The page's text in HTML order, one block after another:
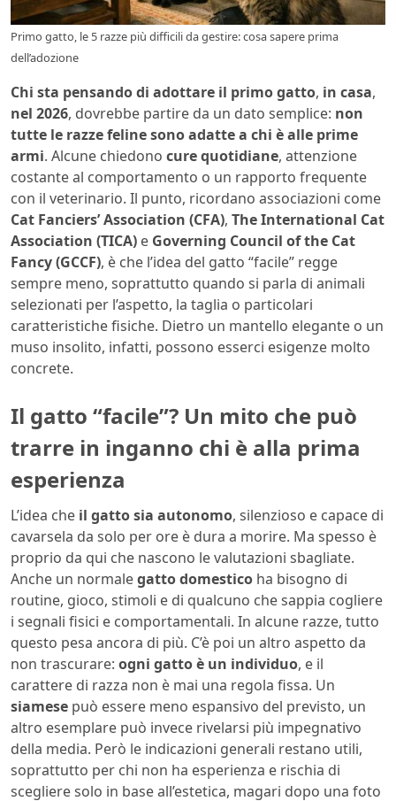
Primo gatto, le 5 razze più difficili da gestire: cosa sapere prima
dell’adozione
Chi sta pensando di adottare il primo gatto, in casa,
nel 2026, dovrebbe partire da un dato semplice: non
tutte le razze feline sono adatte a chi è alle prime
armi. Alcune chiedono cure quotidiane, attenzione
costante al comportamento o un rapporto frequente
con il veterinario. Il punto, ricordano associazioni come
Cat Fanciers’ Association (CFA), The International Cat
Association (TICA) e Governing Council of the Cat
Fancy (GCCF), è che l’idea del gatto “facile” regge
sempre meno, soprattutto quando si parla di animali
selezionati per l’aspetto, la taglia o particolari
caratteristiche fisiche. Dietro un mantello elegante o un
muso insolito, infatti, possono esserci esigenze molto
concrete.
Il gatto “facile”? Un mito che può
trarre in inganno chi è alla prima
esperienza
L’idea che il gatto sia autonomo, silenzioso e capace di
cavarsela da solo per ore è dura a morire. Ma spesso è
proprio da qui che nascono le valutazioni sbagliate.
Anche un normalegatto domestico ha bisogno di
routine, gioco, stimoli e di qualcuno che sappia cogliere
i segnali fisici e comportamentali. In alcune razze, tutto
questo pesa ancora di più. C’è poi un altro aspetto da
non trascurare: ogni gatto è un individuo, e il
carattere di razza non è mai una regola fissa. Un
siamese può essere meno espansivo del previsto, un
altro esemplare può invece rivelarsi più impegnativo
della media. Però le indicazioni generali restano utili,
soprattutto per chi non ha esperienza e rischia di
scegliere solo in base all’estetica, magari dopo una foto